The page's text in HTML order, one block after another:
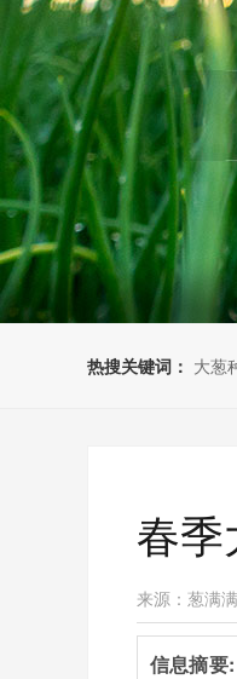
热搜关键词： 大葱
春
来源：葱满满
信息摘